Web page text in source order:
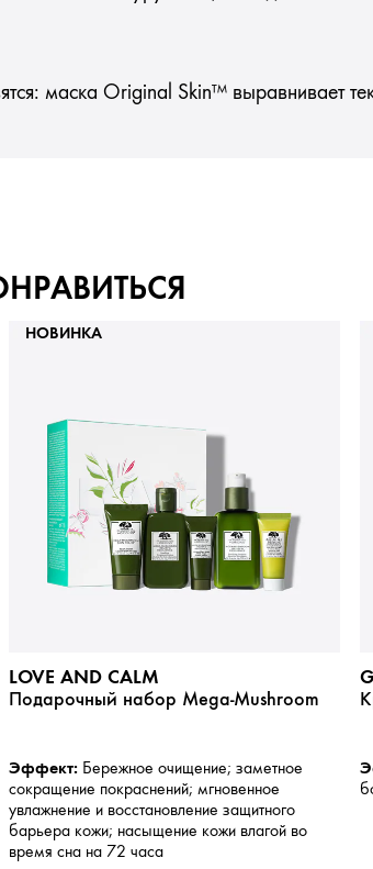
маска Original Skin™ выравнивает
НОВИНКА
LOVE AND CALM
Подарочный набор Mega-Mushroom
Эффект: Бережное очищение; заметное
сокращение покраснений; мгновенное
увлажнение и восстановление защитного
барьера кожи; насыщение кожи влагой во
время сна на 72 часа